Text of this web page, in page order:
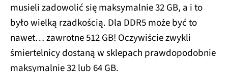
musieli zadowolić się maksymalnie 32 GB, a i to
było wielką rzadkością. Dla DDR5 może być to
nawet… zawrotne 512 GB! Oczywiście zwykli
śmiertelnicy dostaną w sklepach prawdopodobnie
maksymalnie 32 lub 64 GB.